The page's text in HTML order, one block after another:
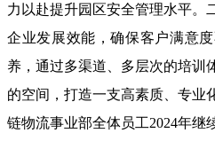
力以赴提升园区安全管理水平。
企业发展效能，确保客户满意
养，通过多渠道、多层次的培训
的空间，打造一支高素质、专业
链物流事业部全体员工2024年继